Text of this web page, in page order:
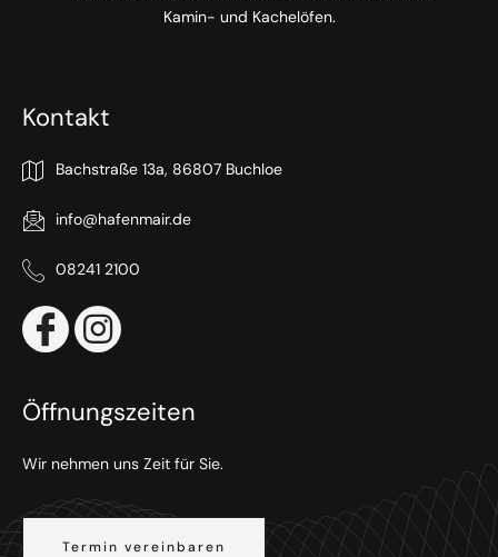
Kamin- und Kachelöfen.
Kontakt
Bachstraße 13a, 86807 Buchloe
info@hafenmair.de
08241 2100
Öffnungszeiten
Wir nehmen uns Zeit für Sie.
Termin vereinbaren